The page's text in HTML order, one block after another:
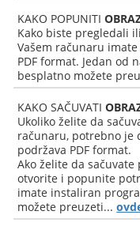
KAKO POPUNITI
Kako biste pregledali
Vašem računaru
PDF format. Jedan od
besplatno možete
KAKO SAČUVATI
Ukoliko želite da
računaru, potrebno je
podržava PDF format.
Ako želite da
otvorite i popunite
imate instaliran
možete preuzeti...